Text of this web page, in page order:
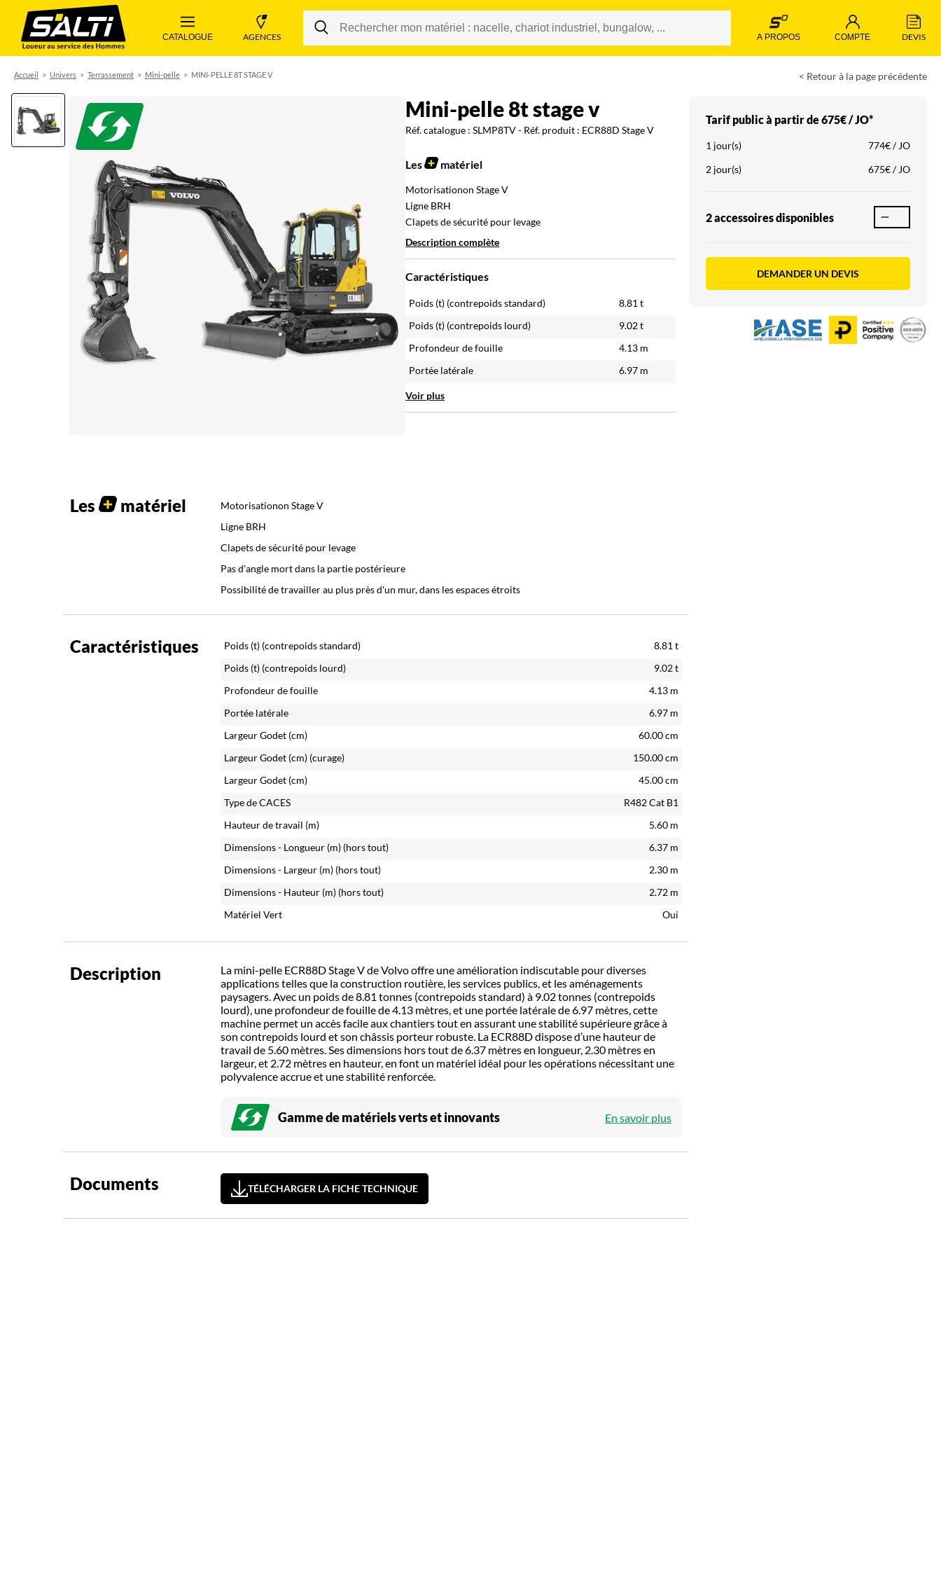
CATALOGUE AGENCES A PROPOS COMPTE DEVIS
Accueil Univers Terrassement Mini-pelle MINI-PELLE 8T STAGE V < Retour à la page précédente
mini-pelle 8t stage v
Réf. catalogue :SLMP8TV- Réf. produit : ECR88D Stage V
Les matériel
Motorisationon Stage V
Ligne BRH
Clapets de sécurité pour levage
Description complète
Caractéristiques
Poids (t) (contrepoids standard) 8.81t
Poids (t) (contrepoids lourd) 9.02t
Profondeur de fouille
4.13 m
Portée latérale
6.97 m
Voir plus
Les matériel
Motorisationon Stage V
Ligne BRH
Clapets de sécurité pour levage
Pas d'angle mort dans la partie postérieure
Possibilité de travailler au plus près d'un mur, dans les espaces étroits
Caractéristiques Poids (t) (contrepoids standard) 8.81 t
Poids (t) (contrepoids lourd) 9.02t
Profondeur de fouille
4.13 m
Portée latérale
6.97 m
Largeur Godet (cm)
60.00cm
Largeur Godet (cm) (curage) 150.00cm
Largeur Godet (cm)
45.00cm
Type de CACES
R482 Cat B1
Hauteur de travail (m)
5.60 m
Dimensions - Longueur (m) (hors tout) 6.37 m
Dimensions - Largeur (m) (hors tout) 2.30 m
Dimensions - Hauteur (m) (hors tout) 2.72 m
Matériel Vert
Oui
Description
La mini-pelle ECR88D Stage V de Volvo offre une amélioration indiscutable pour diverses
applications telles que la construction routière, les services publics, et les aménagements
paysagers. Avec un poids de 8.81 tonnes (contrepoids standard) à 9.02 tonnes (contrepoids
lourd), une profondeur de fouille de 4.13 mètres, et une portée latérale de 6.97 mètres, cette
machine permet un accès facile aux chantiers tout en assurant une stabilité supérieure grâce à
son contrepoids lourd et son châssis porteur robuste. La ECR88D dispose d’une hauteur de
travail de 5.60 mètres. Ses dimensions hors tout de 6.37 mètres en longueur, 2.30 mètres en
largeur, et 2.72 mètres en hauteur, en font un matériel idéal pour les opérations nécessitant une
polyvalence accrue et une stabilité renforcée.
Gamme de matériels verts et innovants En savoir plus
Documents TÉLÉCHARGER LA FICHE TECHNIQUE
Tarif public à partir de675€ / JO*
1 jour(s)
774€ / JO
2 jour(s)
675€ / JO
2 accessoiresdisponibles
DEMANDER UN DEVIS